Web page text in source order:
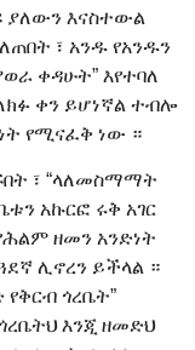
ያለውን እናስተውል
፣ አንዱ የአንዱን
ቀዳሁት” እየተባለ
ቀን ይሆነኛል ተብሎ
የሚናፈቅ ነው ።
፣ “ላለመስማማት
አኩርፎ ሩቅ አገር
ዘመን አንድነት
ሊኖረን ይችላል ።
ጎረቤት”
እንጂ ዘመድህ